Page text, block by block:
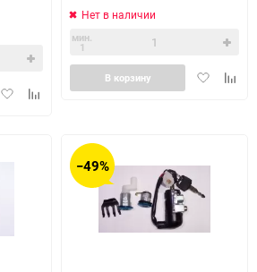
ДобавитьДобавить
Нет в наличии
мин.
1
Добавить
В корзину
−49%